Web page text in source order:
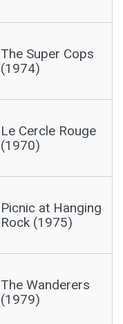
The Super Cops
(1974)
Le Cercle Rouge
(1970)
Picnic at Hanging
Rock (1975)
The Wanderers
(1979)